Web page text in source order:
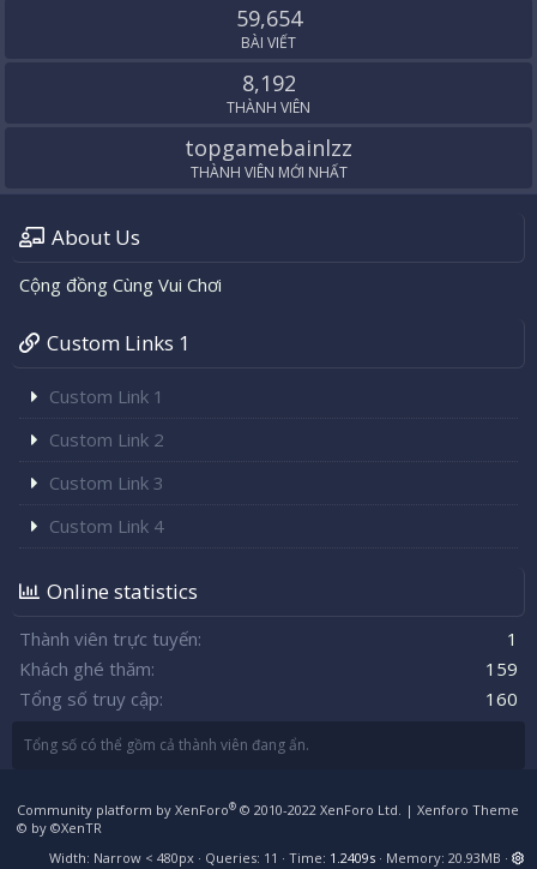
59,654
BÀI VIẾT
8,192
THÀNH VIÊN
topgamebainlzz
THÀNH VIÊN MỚI NHẤT
About Us
Cộng đồng Cùng Vui Chơi
Custom Links 1
Custom Link 1
Custom Link 2
Custom Link 3
Custom Link 4
Online statistics
Thành viên trực tuyến
1
Khách ghé thăm
159
Tổng số truy cập
160
Tổng số có thể gồm cả thành viên đang ẩn.
Community platform by XenForo® © 2010-2022 XenForo Ltd. | Xenforo Theme
© by ©XenTR
Width
Queries 11 Time 1.2409s Memory 20.93MB